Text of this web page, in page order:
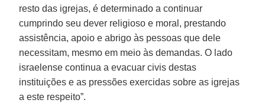
resto das igrejas, é determinado a continuar
cumprindo seu dever religioso e moral, prestando
assistência, apoio e abrigo às pessoas que dele
necessitam, mesmo em meio às demandas. O lado
israelense continua a evacuar civis destas
instituições e as pressões exercidas sobre as igrejas
a este respeito”.